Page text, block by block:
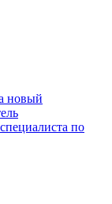
новый
по